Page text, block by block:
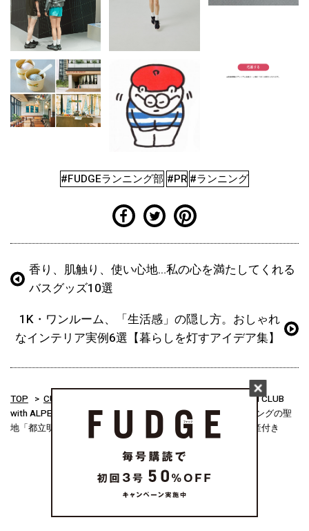
#FUDGEランニング部 #PR #ランニング
香り、肌触り、使い心地…私の心を満たしてくれる
バスグッズ10選
1K・ワンルーム、「生活感」の隠し方。おしゃれ
なインテリア実例6選【暮らしを灯すアイデア集】
TOP CULTURE & LIFE
【FUDGE RUN CLUB
with ALPEN RUN】7月25日（土）参加者募集！東京のランニングの聖
地「都立明治公園」を拠点にナイトランを開催。嬉しいお土産付き